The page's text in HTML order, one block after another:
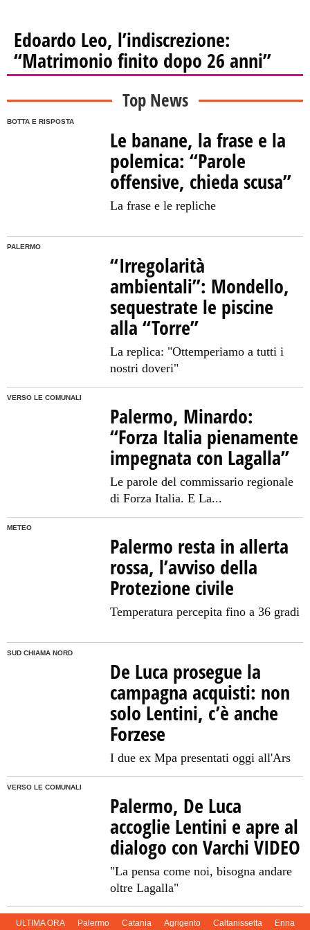
Edoardo Leo, l’indiscrezione:
“Matrimonio finito dopo 26 anni”
Top News
BOTTA E RISPOSTA
Le banane, la frase e la
polemica: “Parole
offensive, chieda scusa”
La frase e le repliche
PALERMO
“Irregolarità
ambientali”: Mondello,
sequestrate le piscine
alla “Torre”
La replica: "Ottemperiamo a tutti i
nostri doveri"
VERSO LE COMUNALI
Palermo, Minardo:
“Forza Italia pienamente
impegnata con Lagalla”
Le parole del commissario regionale
di Forza Italia. E La...
METEO
Palermo resta in allerta
rossa, l’avviso della
Protezione civile
Temperatura percepita fino a 36 gradi
SUD CHIAMA NORD
De Luca prosegue la
campagna acquisti: non
solo Lentini, c’è anche
Forzese
I due ex Mpa presentati oggi all'Ars
VERSO LE COMUNALI
Palermo, De Luca
accoglie Lentini e apre al
dialogo con Varchi VIDEO
"La pensa come noi, bisogna andare
oltre Lagalla"
ULTIMA ORA Palermo Catania Agrigento Caltanissetta Enna